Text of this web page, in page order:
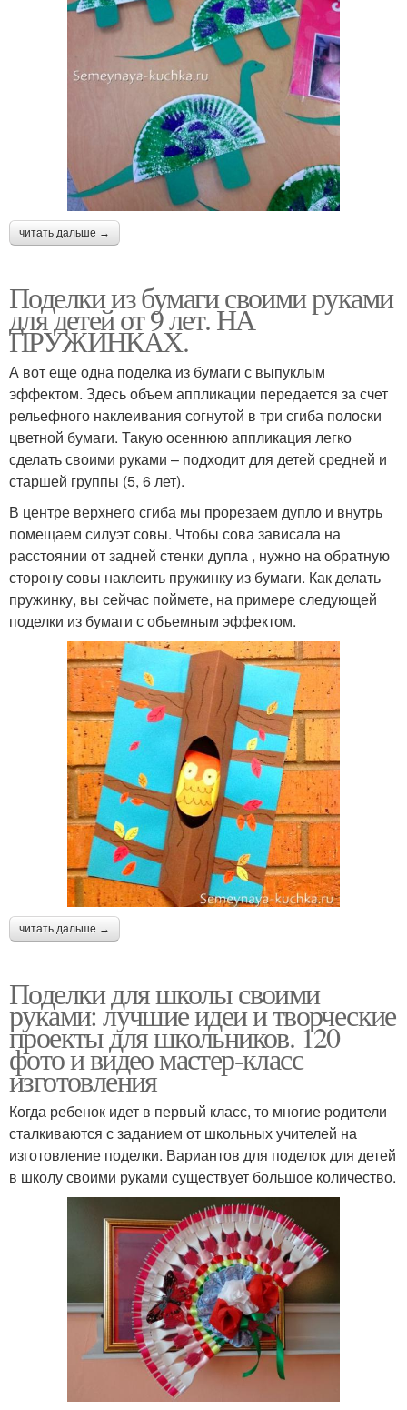
читать дальше →
Поделки из бумаги своими руками
для детей от 9 лет. НА
ПРУЖИНКАХ.
А вот еще одна поделка из бумаги с выпуклым
эффектом. Здесь объем аппликации передается за счет
рельефного наклеивания согнутой в три сгиба полоски
цветной бумаги. Такую осеннюю аппликация легко
сделать своими руками – подходит для детей средней и
старшей группы (5, 6 лет).
В центре верхнего сгиба мы прорезаем дупло и внутрь
помещаем силуэт совы. Чтобы сова зависала на
расстоянии от задней стенки дупла , нужно на обратную
сторону совы наклеить пружинку из бумаги. Как делать
пружинку, вы сейчас поймете, на примере следующей
поделки из бумаги с объемным эффектом.
читать дальше →
Поделки для школы своими
руками: лучшие идеи и творческие
проекты для школьников. 120
фото и видео мастер-класс
изготовления
Когда ребенок идет в первый класс, то многие родители
сталкиваются с заданием от школьных учителей на
изготовление поделки. Вариантов для поделок для детей
в школу своими руками существует большое количество.